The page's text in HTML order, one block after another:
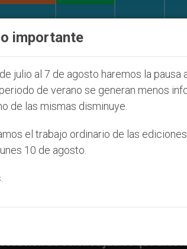
que afecta a cristianos (y no sólo)
importante
julio al 7 de agosto haremos la pausa
de verano se generan menos
de las mismas disminuye.
el trabajo ordinario de las
10 de agosto.